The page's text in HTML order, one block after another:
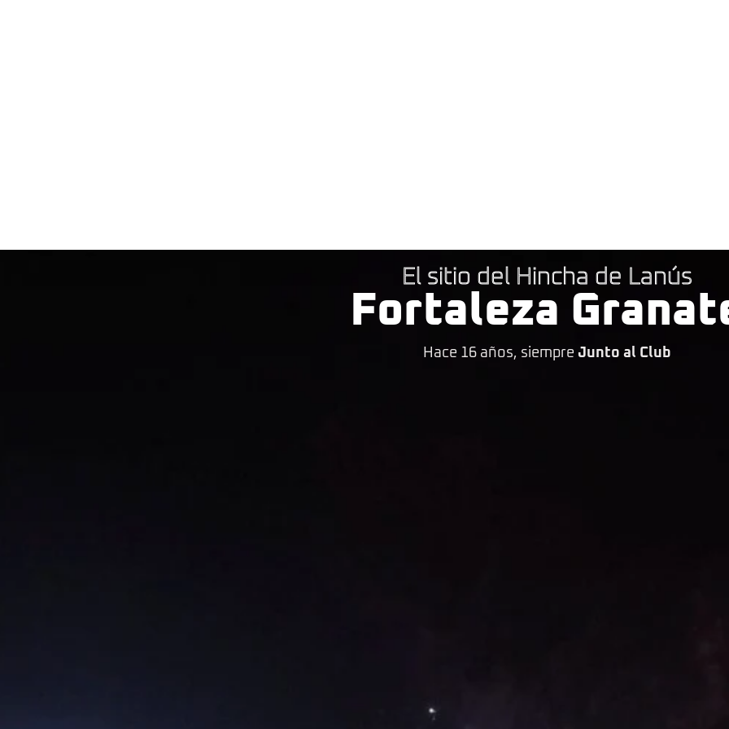
El sitio del Hincha de Lanús
Fortaleza
Hace 16 años, siempre Junto al Club